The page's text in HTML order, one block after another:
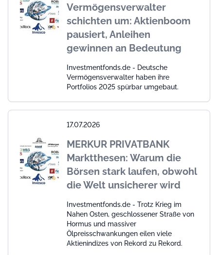
Vermögensverwalter
schichten um: Aktienboom
pausiert, Anleihen
gewinnen an Bedeutung
Investmentfonds.de - Deutsche
Vermögensverwalter haben ihre
Portfolios 2025 spürbar umgebaut.
17.07.2026
MERKUR PRIVATBANK
Marktthesen: Warum die
Börsen stark laufen, obwohl
die Welt unsicherer wird
Investmentfonds.de - Trotz Krieg im
Nahen Osten, geschlossener Straße von
Hormus und massiver
Ölpreisschwankungen eilen viele
Aktienindizes von Rekord zu Rekord.